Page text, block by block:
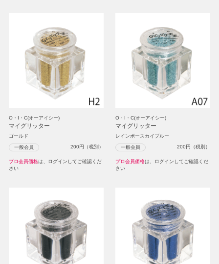
O・I・C(オーアイシー)
マイグリッター
ゴールド
一般会員 200円（税別）
プロ会員価格は、ログインしてご確認くだ
さい
O・I・C(オーアイシー)
マイグリッター
レインボースカイブルー
一般会員 200円（税別）
プロ会員価格は、ログインしてご確認くだ
さい